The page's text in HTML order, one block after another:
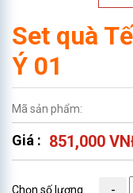
Set quà
Ý 01
Mã sản phẩm:
Giá : 851,000
Chọn số lượng